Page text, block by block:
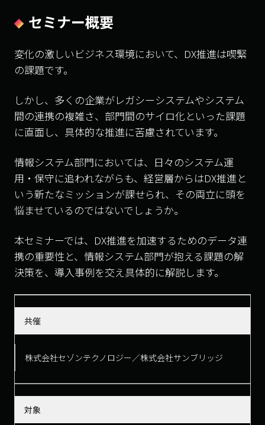
セミナー概要
変化の激しいビジネス環境において、DX推進は喫緊
の課題です。
しかし、多くの企業がレガシーシステムやシステム
間の連携の複雑さ、部門間のサイロ化といった課題
に直面し、具体的な推進に苦慮されています。
情報システム部門においては、日々のシステム運
用・保守に追われながらも、経営層からはDX推進と
いう新たなミッションが課せられ、その両立に頭を
悩ませているのではないでしょうか。
本セミナーでは、DX推進を加速するためのデータ連
携の重要性と、情報システム部門が抱える課題の解
決策を、導入事例を交え具体的に解説します。
共催
株式会社セゾンテクノロジー／株式会社サンブリッジ
対象